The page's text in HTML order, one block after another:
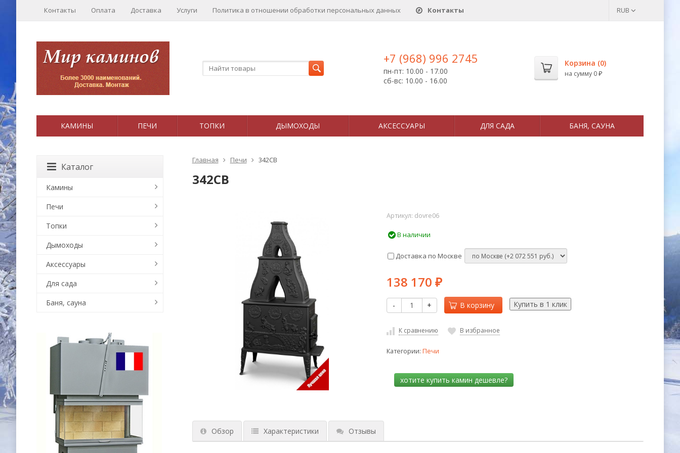
Контакты Оплата Доставка Услуги Политика в отношении обработки персональных данныx Контакты RUB
+7 (968) 996 2745
пн-пт: 10.00 - 17.00
сб-вс: 10.00 - 16.00
Корзина (0)
на сумму 0 ₽
КАМИНЫ ПЕЧИ ТОПКИ ДЫМОХОДЫ АКСЕССУАРЫ ДЛЯ САДА БАНЯ, САУНА
Главная Печи 342CB
342CB
Артикул: dovre06
В наличии
Доставка по Москве
138 170 ₽
- + В корзину
К сравнению В избранное
Категории: Печи
Обзор Характеристики Отзывы
Каталог
Камины
Печи
Топки
Дымоходы
Аксессуары
Для сада
Баня, сауна